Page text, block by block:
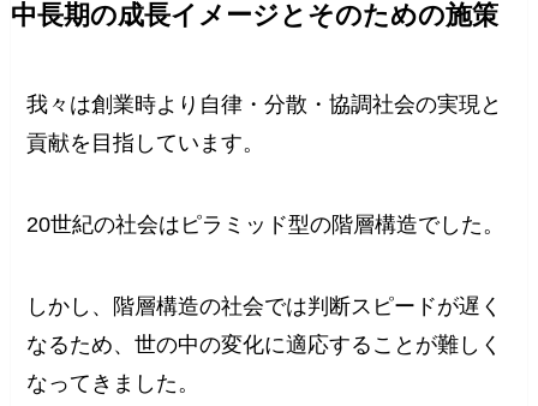
中長期の成長イメージとそのための施策
我々は創業時より自律・分散・協調社会の実現と
貢献を目指しています。
20世紀の社会はピラミッド型の階層構造でした。
しかし、階層構造の社会では判断スピードが遅く
なるため、世の中の変化に適応することが難しく
なってきました。